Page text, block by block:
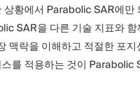
상황에서 Parabolic SAR에만
SAR을 다른 기술 지표와
맥락을 이해하고 적절한 포
를 적용하는 것이 Parabolic